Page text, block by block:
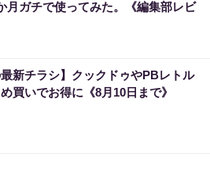
月ガチで使ってみた。《編集部レビ
最新チラシ】クックドゥやPBレトル
買いでお得に《8月10日まで》